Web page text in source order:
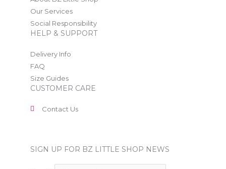
Our Services
Social Responsibility
HELP & SUPPORT
Delivery Info
FAQ
Size Guides
CUSTOMER CARE
Contact Us
SIGN UP FOR BZ LITTLE SHOP NEWS